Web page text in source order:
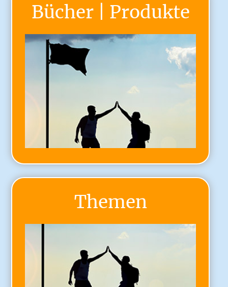
Bücher | Produkte
Themen